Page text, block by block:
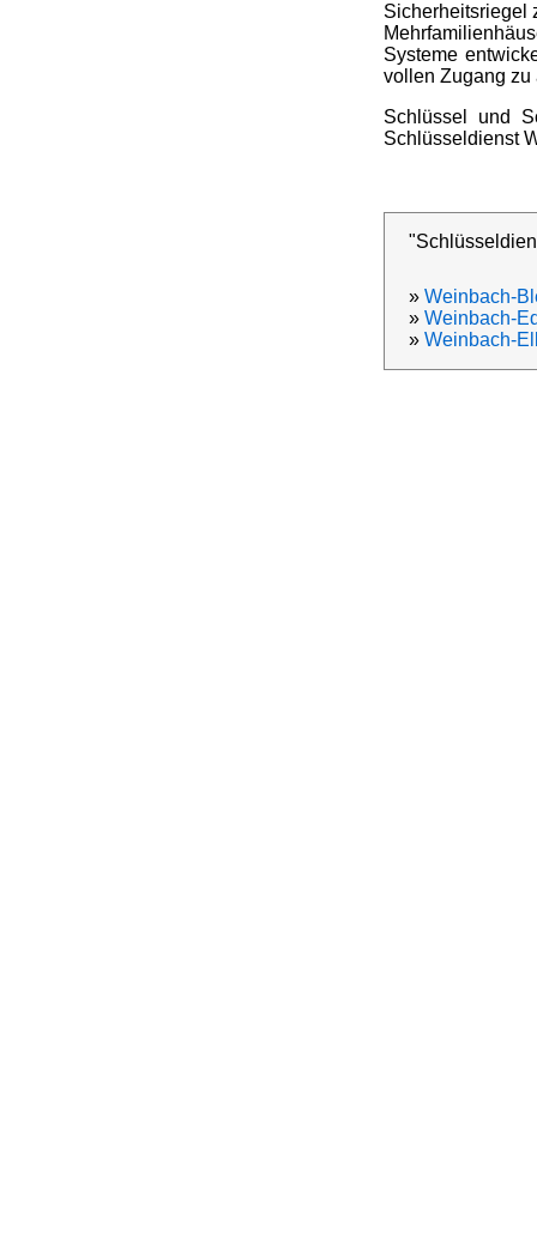
Sicherheitsriegel
Systeme
vollen Zugang zu
Schlüssel und
Schlüsseldienst
» Weinbach-
» Weinbach-
» Weinbach-